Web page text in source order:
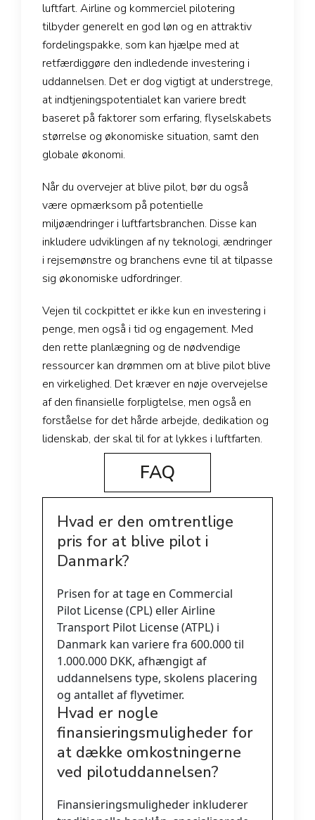
luftfart. Airline og kommerciel pilotering
tilbyder generelt en god løn og en attraktiv
fordelingspakke, som kan hjælpe med at
retfærdiggøre den indledende investering i
uddannelsen. Det er dog vigtigt at understrege,
at indtjeningspotentialet kan variere bredt
baseret på faktorer som erfaring, flyselskabets
størrelse og økonomiske situation, samt den
globale økonomi.
Når du overvejer at blive pilot, bør du også
være opmærksom på potentielle
miljøændringer i luftfartsbranchen. Disse kan
inkludere udviklingen af ny teknologi, ændringer
i rejsemønstre og branchens evne til at tilpasse
sig økonomiske udfordringer.
Vejen til cockpittet er ikke kun en investering i
penge, men også i tid og engagement. Med
den rette planlægning og de nødvendige
ressourcer kan drømmen om at blive pilot blive
en virkelighed. Det kræver en nøje overvejelse
af den finansielle forpligtelse, men også en
forståelse for det hårde arbejde, dedikation og
lidenskab, der skal til for at lykkes i luftfarten.
FAQ
Hvad er den omtrentlige
pris for at blive pilot i
Danmark?
Prisen for at tage en Commercial
Pilot License (CPL) eller Airline
Transport Pilot License (ATPL) i
Danmark kan variere fra 600.000 til
1.000.000 DKK, afhængigt af
uddannelsens type, skolens placering
og antallet af flyvetimer.
Hvad er nogle
finansieringsmuligheder for
at dække omkostningerne
ved pilotuddannelsen?
Finansieringsmuligheder inkluderer